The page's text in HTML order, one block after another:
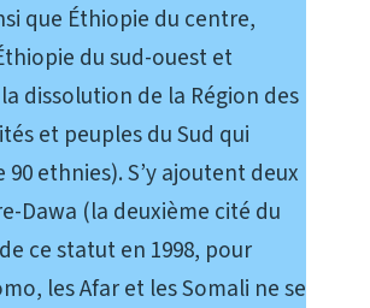
que Éthiopie du centre,
du sud-ouest et
dissolution de la Région des
et peuples du Sud qui
ethnies). S’y ajoutent deux
Dawa (la deuxième cité du
ce statut en 1998, pour
les Afar et les Somali ne se